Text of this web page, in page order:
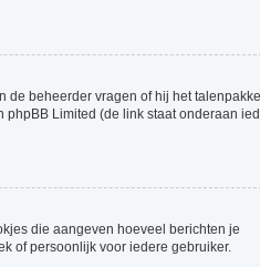
de beheerder vragen of hij het
Limited (de link staat onderaan
die aangeven hoeveel berichten je
of persoonlijk voor iedere gebruiker.